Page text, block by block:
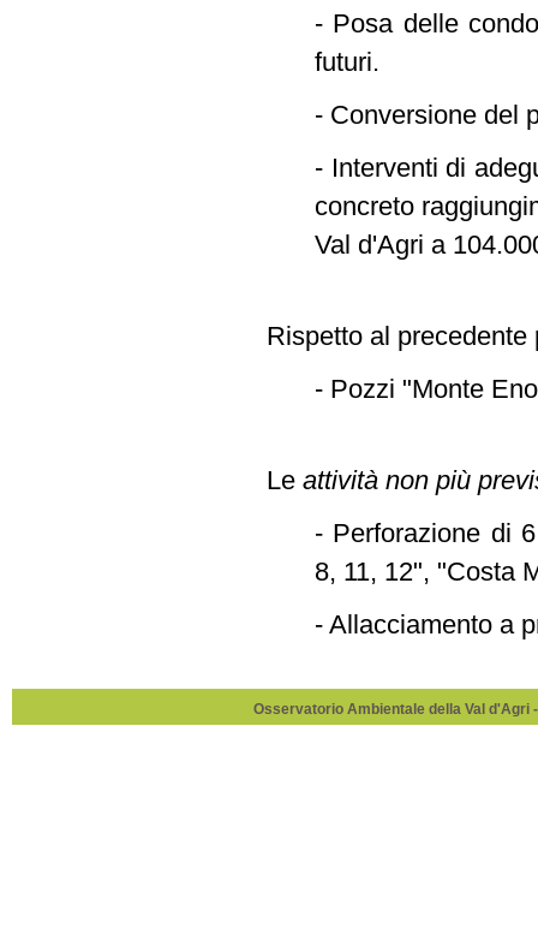
- Posa delle
futuri.
- Conversione del
- Interventi di
concreto
Val d'Agri a
Rispetto al
- Pozzi "Monte
Le attività non più
- Perforazione di
8, 11, 12", "Costa
- Allacciamento a
Osservatorio Ambientale della Val d'Agri